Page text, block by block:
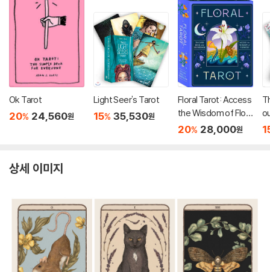
Ok Tarot
20% 24,560원
Light Seer's Tarot
15% 35,530원
Floral Tarot: Access
the Wisdom of Flow
ers
20% 28,000원
상세 이미지